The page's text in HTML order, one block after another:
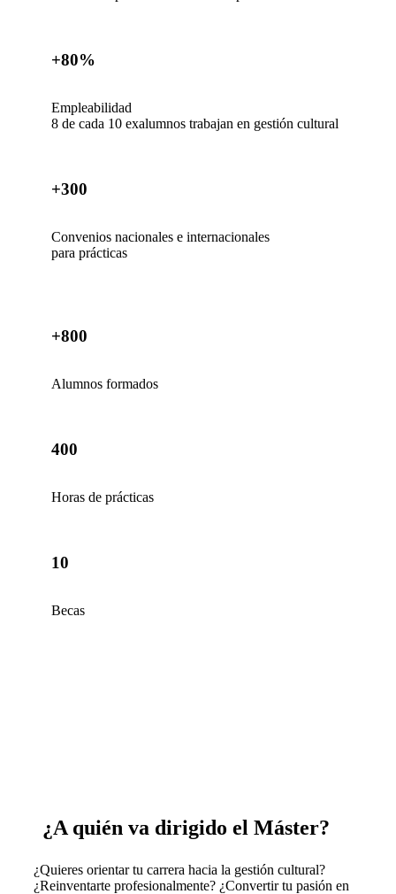
+80%
Empleabilidad
8 de cada 10 exalumnos trabajan en gestión cultural
+300
Convenios nacionales e internacionales
para prácticas
+800
Alumnos formados
400
Horas de prácticas
10
Becas
¿A quién va dirigido el Máster?
¿Quieres orientar tu carrera hacia la gestión cultural?
¿Reinventarte profesionalmente? ¿Convertir tu pasión en